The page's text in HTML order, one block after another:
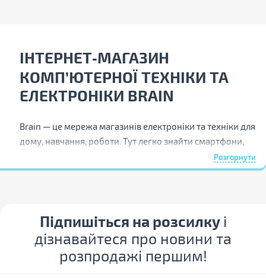
ІНТЕРНЕТ‑МАГАЗИН
КОМП’ЮТЕРНОЇ ТЕХНІКИ ТА
ЕЛЕКТРОНІКИ BRAIN
Brain — це мережа магазинів електроніки та техніки для
дому, навчання, роботи. Тут легко знайти смартфони,
ноутбуки, комп’ютери й комплектуючі, побутову
техніку та смарт‑гаджети. Ми працюємо понад 30 років,
Брейн чи Брайн — то знаходитесь у правильному місці.
Чому обирають Brain
Сьогодні купити будь-який гаджет можна у багатьох
Розгорнути
Підпишіться на розсилку і
дізнавайтеся про новини та
розпродажі першим!